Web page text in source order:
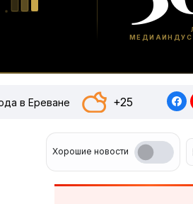
в Ереване +25
Хорошие новости